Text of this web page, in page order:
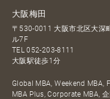
大阪梅田
〒530-0011 大阪市北区大深
ル7F
TEL052-203-8111
大阪駅徒歩1分
Global MBA, Weekend MBA,
MBA Plus, Corporate MBA,